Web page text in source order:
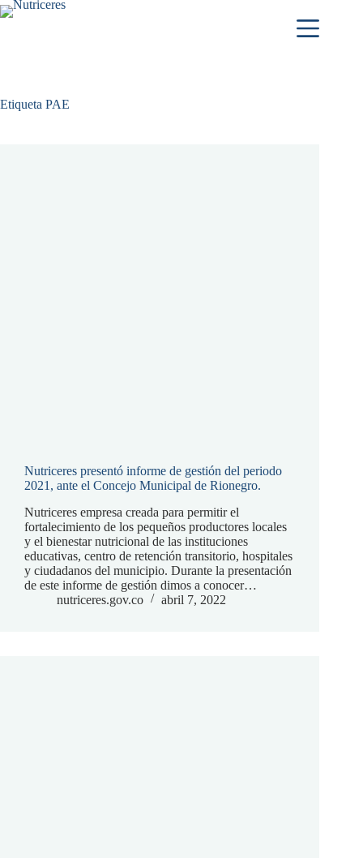
Etiqueta PAE
Nutriceres presentó informe de gestión del periodo
2021, ante el Concejo Municipal de Rionegro.
Nutriceres empresa creada para permitir el
fortalecimiento de los pequeños productores locales
y el bienestar nutricional de las instituciones
educativas, centro de retención transitorio, hospitales
y ciudadanos del municipio. Durante la presentación
de este informe de gestión dimos a conocer…
nutriceres.gov.co
abril 7, 2022